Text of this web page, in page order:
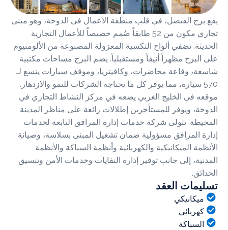
الفيصل، في قلب منطقة الأعمال في الدوحة، وهو مبنى
تجاري مكون من 52 طابقاً صُمم خصيصاً للأعمال التجارية
تضفي ألواح التكسية المعزولة المصنوعة من الألومنيوم
مظهراً أنيقاً ومستقبلياً. يضم البرج مساحات مكتبية
وقاعة محاضرات، وكافيتريا، وموقف سيارات يتسع لـ
سيارة، مما يوفر كل ما تحتاجه الشركات للنمو والازدهار.
في الخليج الغربي يضعه في مركز النشاط التجاري في
ويوفر للمستأجرين إطلالات رائعة على مناظر المدينة
تتولى شركة خدمات إدارة المرافق التابعة لخدمات
المرافق مسؤولية ضمان تشغيل المبنى بسلاسة، وصيانة
الميكانيكية والكهربائية وأنظمة السباكة والأنظمة
إلى جانب توفير إدارة النفايات وخدمات الأمن وتنسيق
العقد